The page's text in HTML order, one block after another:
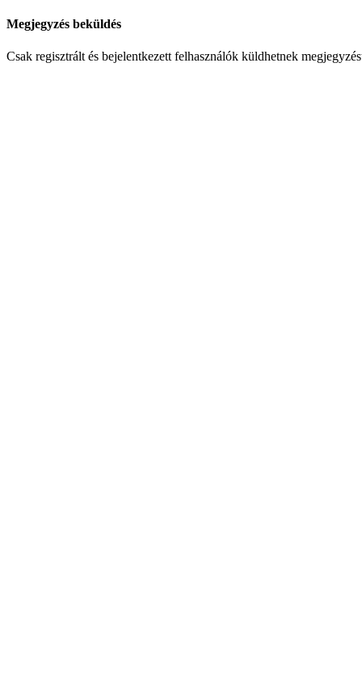
Megjegyzés beküldés
Csak regisztrált és bejelentkezett felhasználók küldhetnek